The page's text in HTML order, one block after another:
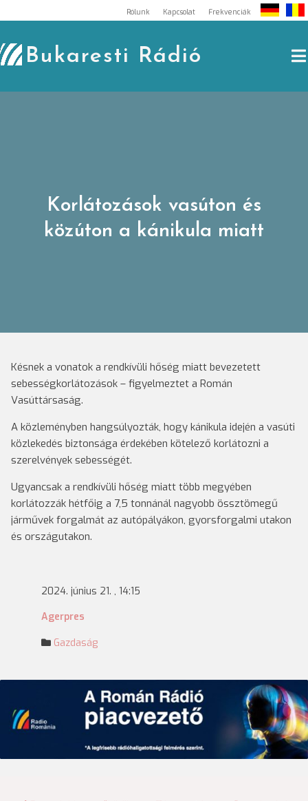
to
content
Rólunk Kapcsolat Frekvenciák
Bukaresti Rádió
Korlátozások vasúton és
közúton a kánikula miatt
Késnek a vonatok a rendkívüli hőség miatt bevezetett
sebességkorlátozások – figyelmeztet a Román
Vasúttársaság.
A közleményben hangsúlyozták, hogy kánikula idején a vasúti
közlekedés biztonsága érdekében kötelező korlátozni a
szerelvények sebességét.
Ugyancsak a rendkívüli hőség miatt több megyében
korlátozzák hétfőig a 7,5 tonnánál nagyobb össztömegű
járművek forgalmát az autópályákon, gyorsforgalmi utakon
és országutakon.
2024. június 21. , 14:15
Agerpres
Gazdaság